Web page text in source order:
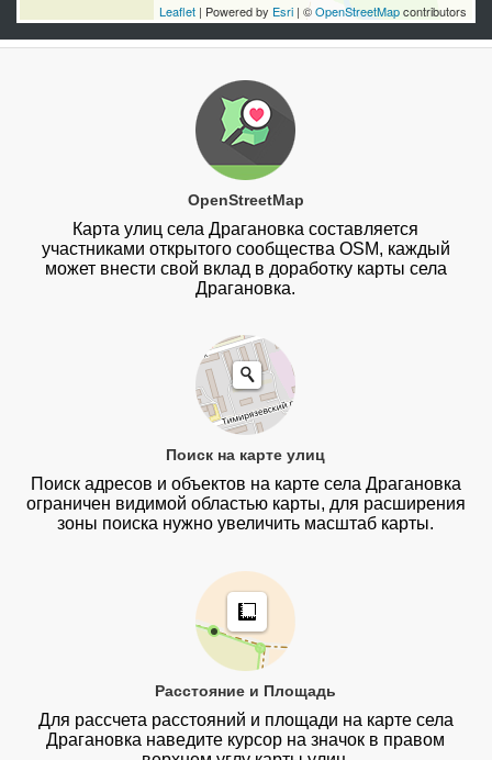
Leaflet | Powered by Esri | ©OpenStreetMapcontributors
OpenStreetMap
Карта улиц села Драгановка составляется
участниками открытого сообщества OSM, каждый
может внести свой вклад в доработку карты села
Драгановка.
Поиск на карте улиц
Поиск адресов и объектов на карте села Драгановка
ограничен видимой областью карты, для расширения
зоны поиска нужно увеличить масштаб карты.
Расстояние и Площадь
Для рассчета расстояний и площади на карте села
Драгановка наведите курсор на значок в правом